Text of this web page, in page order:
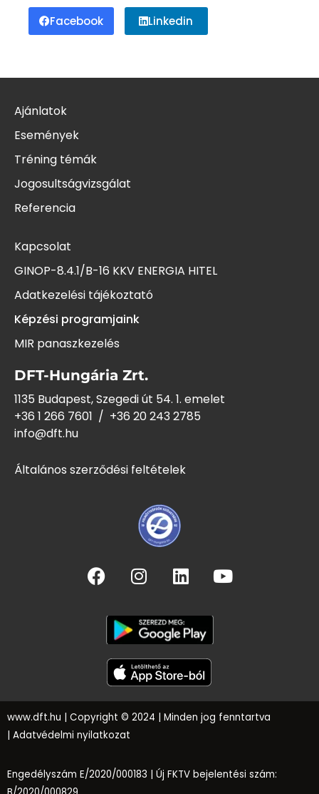
Facebook Linkedin
Ajánlatok
Események
Tréning témák
Jogosultságvizsgálat
Referencia
Kapcsolat
GINOP-8.4.1/B-16 KKV ENERGIA HITEL
Adatkezelési tájékoztató
Képzési programjaink
MIR panaszkezelés
DFT-Hungária Zrt.
1135 Budapest, Szegedi út 54. 1. emelet
+36 1 266 7601 / +36 20 243 2785
info@dft.hu
Általános szerződési feltételek
www.dft.hu | Copyright © 2024 | Minden jog fenntartva
| Adatvédelmi nyilatkozat
Engedélyszám E/2020/000183 | Új FKTV bejelentési szám: